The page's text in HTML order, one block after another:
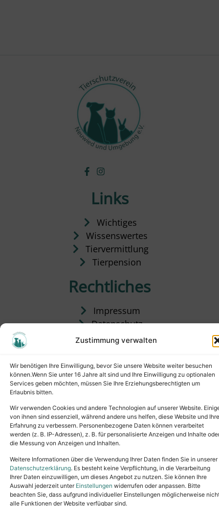
Zustimmung verwalten
Wir benötigen Ihre Einwilligung, bevor Sie unsere Website weiter besuchen
können.Wenn Sie unter 16 Jahre alt sind und Ihre Einwilligung zu optionalen
Services geben möchten, müssen Sie Ihre Erziehungsberechtigten um
Erlaubnis bitten.
Wir verwenden Cookies und andere Technologien auf unserer Website.
von ihnen sind essenziell, während andere uns helfen, diese Website und Ihre
Erfahrung zu verbessern. Personenbezogene Daten können verarbeitet
werden (z. B. IP-Adressen), z. B. für personalisierte Anzeigen und Inhalte
die Messung von Anzeigen und Inhalten.
Weitere Informationen über die Verwendung Ihrer Daten finden Sie in unserer
Datenschutzerklärung. Es besteht keine Verpflichtung, in die Verarbeitung
Ihrer Daten einzuwilligen, um dieses Angebot zu nutzen. Sie können Ihre
Auswahl jederzeit unter Einstellungen widerrufen oder anpassen. Bitte
beachten Sie, dass aufgrund individueller Einstellungen möglicherweise
alle Funktionen der Website verfügbar sind.
Links
Wichtiges
Wissenswertes
Tiervermittlung
Tierpension
Rechtliches
Impressum
Datenschutz
Satzung
Copyright © 2024. All rights reserved.
Tel.: (02631) 55356buero@tierheim-neuwied.de
Ludwigshof 1, 56567 Neuwied